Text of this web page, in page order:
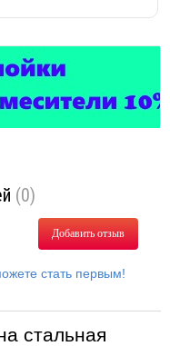
(0)
Добавить отзыв
стать первым!
стальная